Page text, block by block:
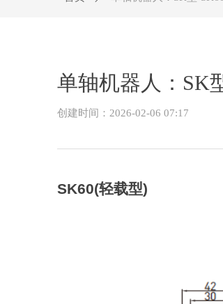
单轴机器人：SK
创建时间： 2026-02-06 07:17
SK60(轻载型)